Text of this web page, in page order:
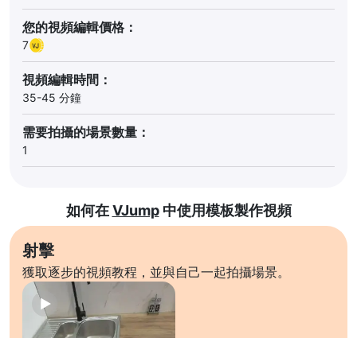
您的視頻編輯價格：
7
視頻編輯時間：
35-45 分鐘
需要拍攝的場景數量：
1
如何在VJump中使用模板製作視頻
射擊
獲取逐步的視頻教程，並與自己一起拍攝場景。